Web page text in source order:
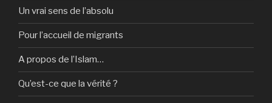
Un vrai sens de l’absolu
Pour l’accueil de migrants
A propos de l’Islam…
Qu’est-ce que la vérité ?